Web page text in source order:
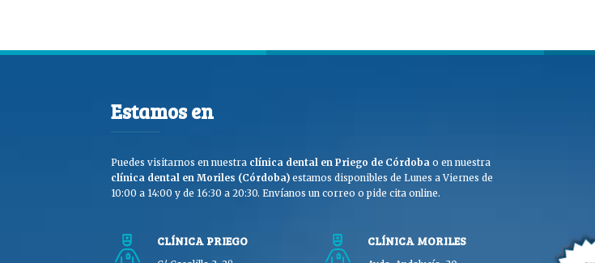
Estamos en
Puedes visitarnos en nuestra clínica dental en Priego de Córdoba o en nuestra
clínica dental en Moriles (Córdoba) estamos disponibles de Lunes a Viernes de
10:00 a 14:00 y de 16:30 a 20:30. Envíanos un correo o pide cita online.
CLÍNICA PRIEGO CLÍNICA MORILES